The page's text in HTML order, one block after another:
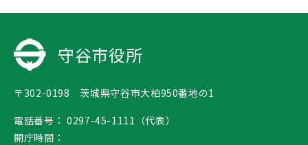
守谷市役所
〒302-0198 茨城県守谷市大柏950番地の1
電話番号： 0297-45-1111（代表）
開庁時間：